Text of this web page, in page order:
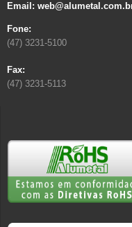
Email:
Fone:
(47) 3231-5100
Fax:
(47) 3231-5113